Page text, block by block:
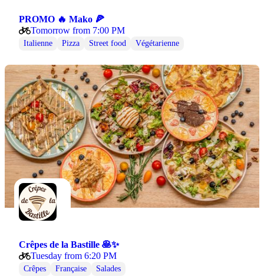
PROMO 🔥 Mako 🍕
Tomorrow from 7:00 PM
Italienne Pizza Street food Végétarienne
Crêpes de la Bastille 🥞✨
Tuesday from 6:20 PM
Crêpes Française Salades